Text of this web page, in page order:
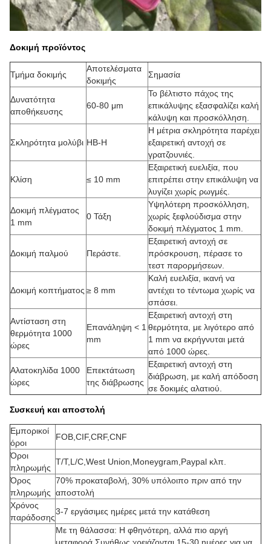
Δοκιμή προϊόντος
Τμήμα δοκιμής
Αποτελέσματα
δοκιμής
Σημασία
Δυνατότητα
αποθήκευσης
60-80 μm
Το βέλτιστο πάχος της
επικάλυψης εξασφαλίζει καλή
κάλυψη και προσκόλληση.
Σκληρότητα μολύβι HB-H
Η μέτρια σκληρότητα παρέχει
εξαιρετική αντοχή σε
γρατζουνιές.
Κλίση ≤ 10 mm
Εξαιρετική ευελιξία, που
επιτρέπει στην επικάλυψη να
λυγίζει χωρίς ρωγμές.
Δοκιμή πλέγματος
1 mm
0 Τάξη
Υψηλότερη προσκόλληση,
χωρίς ξεφλούδισμα στην
δοκιμή πλέγματος 1 mm.
Δοκιμή παλμού Περάστε.
Εξαιρετική αντοχή σε
πρόσκρουση, πέρασε το
τεστ παρορμήσεων.
Δοκιμή κοπτήματος ≥ 8 mm
Καλή ευελιξία, ικανή να
αντέχει το τέντωμα χωρίς να
σπάσει.
Αντίσταση στη
θερμότητα 1000
ώρες
Επανάληψη < 1
mm
Εξαιρετική αντοχή στη
θερμότητα, με λιγότερο από
1 mm να εκρήγνυται μετά
από 1000 ώρες.
Αλατοκηλίδα 1000
ώρες
Επεκτάτωση
της διάβρωσης
Εξαιρετική αντοχή στη
διάβρωση, με καλή απόδοση
σε δοκιμές αλατιού.
Συσκευή και αποστολή
Εμπορικοί
όροι
FOB,CIF,CRF,CNF
Όροι
πληρωμής
T/T,L/C,West Union,Moneygram,Paypal κλπ.
Όρος
πληρωμής
70% προκαταβολή, 30% υπόλοιπο πριν από την
αποστολή
Χρόνος
παράδοσης
3-7 εργάσιμες ημέρες μετά την κατάθεση
Με τη θάλασσα: Η φθηνότερη, αλλά πιο αργή